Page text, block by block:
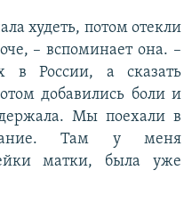
худеть, потом отекли
– вспоминает она. –
в России, а сказать
добавились боли и
Мы поехали в
Там у меня
матки, была уже